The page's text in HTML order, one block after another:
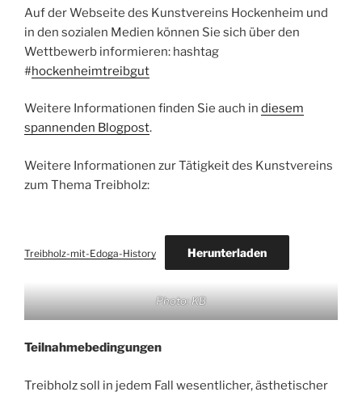
Auf der Webseite des Kunstvereins Hockenheim und
in den sozialen Medien können Sie sich über den
Wettbewerb informieren: hashtag
#hockenheimtreibgut
Weitere Informationen finden Sie auch in diesem
spannenden Blogpost.
Weitere Informationen zur Tätigkeit des Kunstvereins
zum Thema Treibholz:
Treibholz-mit-Edoga-History Herunterladen
Photo: KB
Teilnahmebedingungen
Treibholz soll in jedem Fall wesentlicher, ästhetischer